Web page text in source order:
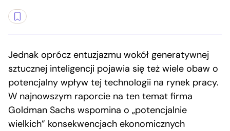
Jednak oprócz entuzjazmu wokół generatywnej
sztucznej inteligencji pojawia się też wiele obaw o
potencjalny wpływ tej technologii na rynek pracy.
W najnowszym raporcie na ten temat firma
Goldman Sachs wspomina o „potencjalnie
wielkich” konsekwencjach ekonomicznych